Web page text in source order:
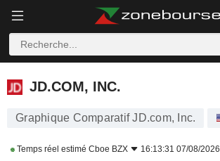
JD.COM, INC.
JD.COM, INC.
Graphique Comparatif JD.com, Inc.
Temps réel estimé Cboe BZX 16:13:31 07/08/2026